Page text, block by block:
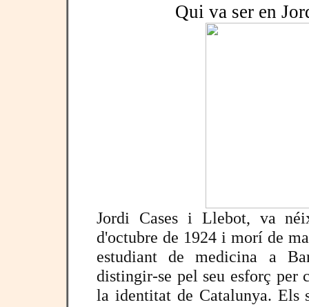
Qui va ser en
Jordi Cases i Llebot, va
d'octubre de 1924 i morí de
estudiant de medicina a
distingir-se pel seu esforç per
la identitat de Catalunya. Els